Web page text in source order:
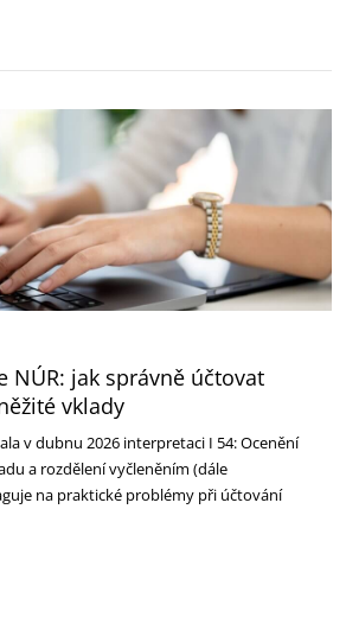
NÚR: jak správně účtovat
vklady
v dubnu 2026 interpretaci I 54: Ocenění
a rozdělení vyčleněním (dále
na praktické problémy při účtování